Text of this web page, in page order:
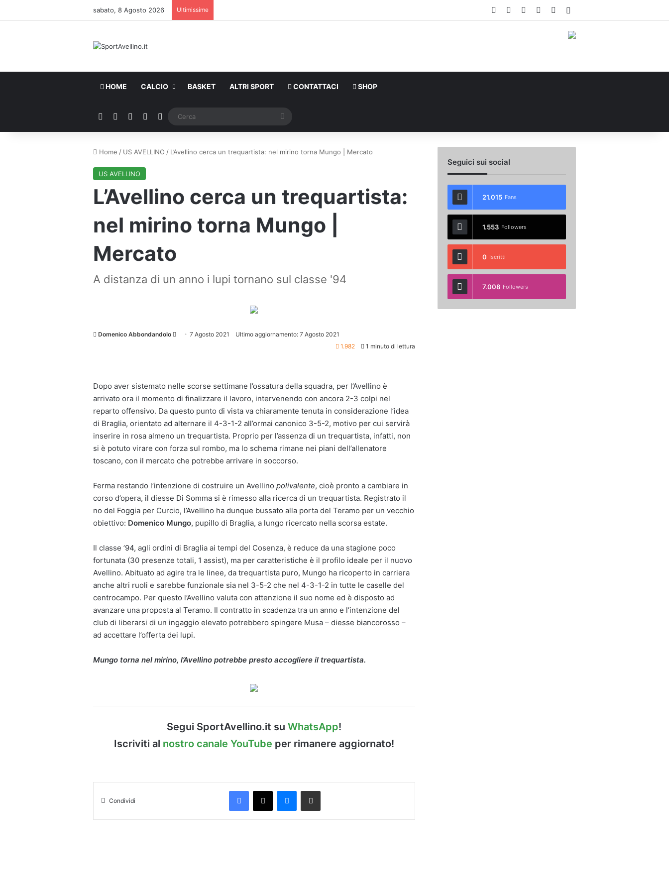
sabato, 8 Agosto 2026 Ultimissime Facebook You TubeInstagramWhatsApp
HOME CALCIO BASKET ALTRI SPORT CONTATTACI SHOP
Facebook You TubeInstagram
WhatsApp Cerca
Home / US AVELLINO / L’Avellino cerca un trequartista: nel mirino torna Mungo | Mercato
US AVELLINO
L’Avellino cerca un trequartista:
nel mirino torna Mungo |
Mercato
A distanza di un anno i lupi tornano sul classe '94
Domenico Abbondandolo
Invia 7 Agosto 2021
Ultimo aggiornamento: 7 Agosto 2021
1.982
1 minuto di lettura
Dopo aver sistemato nelle scorse settimane l’ossatura della squadra, per l’Avellino è
arrivato ora il momento di finalizzare il lavoro, intervenendo con ancora 2-3 colpi nel
reparto offensivo. Da questo punto di vista va chiaramente tenuta in considerazione l’idea
di Braglia, orientato ad alternare il 4-3-1-2 all’ormai canonico 3-5-2, motivo per cui servirà
inserire in rosa almeno un trequartista. Proprio per l’assenza di un trequartista, infatti, non
si è potuto virare con forza sul rombo, ma lo schema rimane nei piani dell’allenatore
toscano, con il mercato che potrebbe arrivare in soccorso.
Ferma restando l’intenzione di costruire un Avellino polivalente, cioè pronto a cambiare in
corso d’opera, il diesse Di Somma si è rimesso alla ricerca di un trequartista. Registrato il
no del Foggia per Curcio, l’Avellino ha dunque bussato alla porta del Teramo per un vecchio
obiettivo: Domenico Mungo, pupillo di Braglia, a lungo ricercato nella scorsa estate.
Il classe ’94, agli ordini di Braglia ai tempi del Cosenza, è reduce da una stagione poco
fortunata (30 presenze totali, 1 assist), ma per caratteristiche è il profilo ideale per il nuovo
Avellino. Abituato ad agire tra le linee, da trequartista puro, Mungo ha ricoperto in carriera
anche altri ruoli e sarebbe funzionale sia nel 3-5-2 che nel 4-3-1-2 in tutte le caselle del
centrocampo. Per questo l’Avellino valuta con attenzione il suo nome ed è disposto ad
avanzare una proposta al Teramo. Il contratto in scadenza tra un anno e l’intenzione del
club di liberarsi di un ingaggio elevato potrebbero spingere Musa – diesse biancorosso –
ad accettare l’offerta dei lupi.
Mungo torna nel mirino, l’Avellino potrebbe presto accogliere il trequartista.
Segui SportAvellino.it su WhatsApp!
Iscriviti al nostro canale YouTube per rimanere aggiornato!
Condividi
Facebook
X Messenger
Condividi via Email
Seguici sui social
21.015 Fans
1.553 Followers
0 Iscritti
7.008 Followers